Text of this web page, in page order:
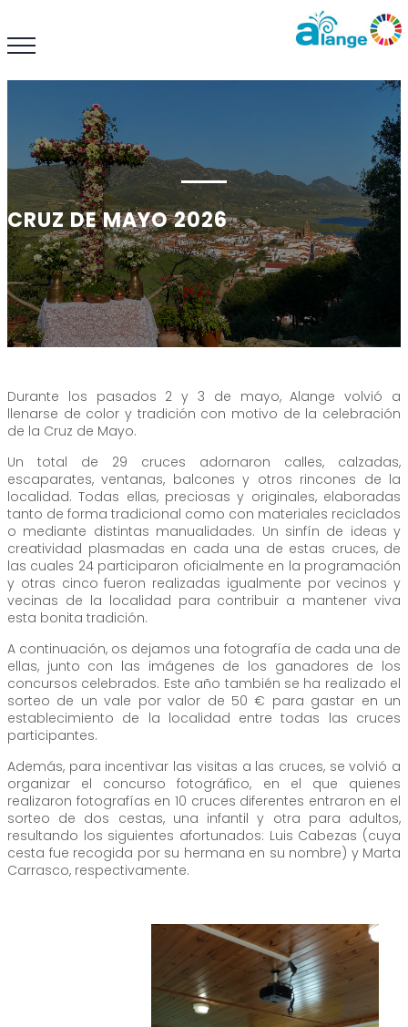
CRUZ DE MAYO 2026
Durante los pasados 2 y 3 de mayo, Alange volvió a
llenarse de color y tradición con motivo de la celebración
de la Cruz de Mayo.
Un total de 29 cruces adornaron calles, calzadas,
escaparates, ventanas, balcones y otros rincones de la
localidad. Todas ellas, preciosas y originales, elaboradas
tanto de forma tradicional como con materiales reciclados
o mediante distintas manualidades. Un sinfín de ideas y
creatividad plasmadas en cada una de estas cruces, de
las cuales 24 participaron oficialmente en la programación
y otras cinco fueron realizadas igualmente por vecinos y
vecinas de la localidad para contribuir a mantener viva
esta bonita tradición.
A continuación, os dejamos una fotografía de cada una de
ellas, junto con las imágenes de los ganadores de los
concursos celebrados. Este año también se ha realizado el
sorteo de un vale por valor de 50 € para gastar en un
establecimiento de la localidad entre todas las cruces
participantes.
Además, para incentivar las visitas a las cruces, se volvió a
organizar el concurso fotográfico, en el que quienes
realizaron fotografías en 10 cruces diferentes entraron en el
sorteo de dos cestas, una infantil y otra para adultos,
resultando los siguientes afortunados: Luis Cabezas (cuya
cesta fue recogida por su hermana en su nombre) y Marta
Carrasco, respectivamente.